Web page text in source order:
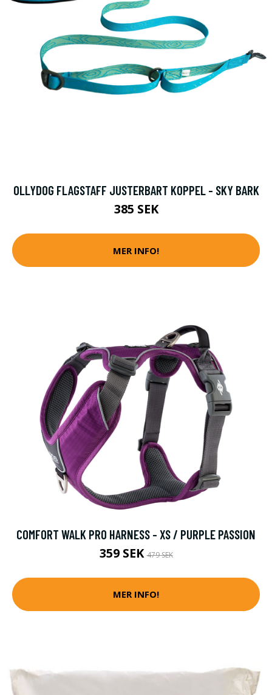
OLLYDOG FLAGSTAFF JUSTERBART KOPPEL - SKY BARK
385 SEK
MER INFO!
COMFORT WALK PRO HARNESS - XS / PURPLE PASSION
359 SEK479 SEK
MER INFO!